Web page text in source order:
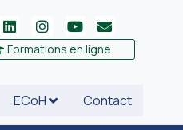
Formations en ligne
ECoH Contact